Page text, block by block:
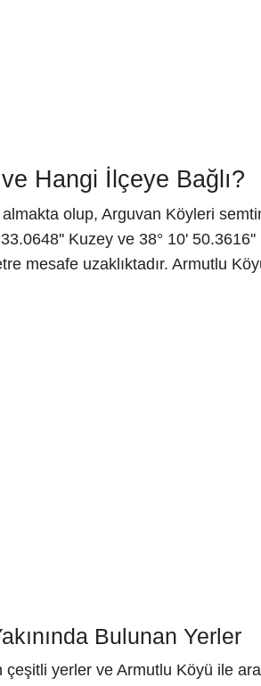
Hangi İlçeye Bağlı?
olup, Arguvan Köyleri
Kuzey ve 38° 10' 50.3616''
mesafe uzaklıktadır. Armutlu
Bulunan Yerler
yerler ve Armutlu Köyü ile